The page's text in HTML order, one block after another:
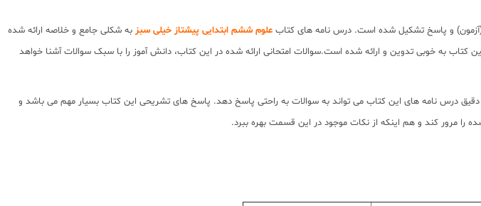
و پاسخ تشکیل شده است. درس نامه های کتاب علوم ششم ابتدایی پیشتاز خیلی سبز به شکلی جامع و خلاصه ارائه شده
به خوبی تدوین و ارائه شده است.سوالات امتحانی ارائه شده در این کتاب، دانش آموز را با سبک سوالات آشنا خواهد
درس نامه های این کتاب می تواند به سوالات به راحتی پاسخ دهد. پاسخ های تشریحی این کتاب بسیار مهم می باشد و
مرور کند و هم اینکه از نکات موجود در این قسمت بهره ببرد.